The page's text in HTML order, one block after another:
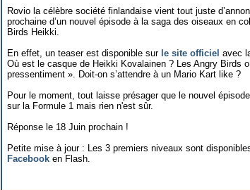
Rovio la célèbre société finlandaise vient tout juste
prochaine d’un nouvel épisode à la saga des oiseaux en
Birds Heikki.
En effet, un teaser est disponible sur le site officiel avec
Où est le casque de Heikki Kovalainen ? Les Angry Birds
pressentiment ». Doit-on s’attendre à un Mario Kart like ?
Pour le moment, tout laisse présager que le nouvel
sur la Formule 1 mais rien n'est sûr.
Réponse le 18 Juin prochain !
Petite mise à jour : Les 3 premiers niveaux sont
Facebook en Flash.